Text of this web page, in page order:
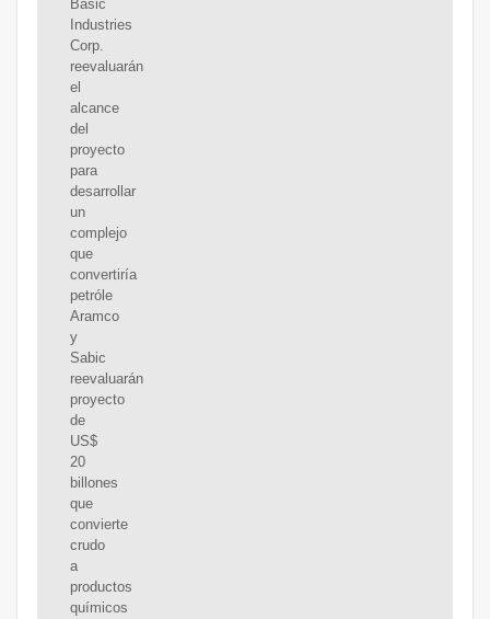
Basic
Industries
Corp.
reevaluarán
el
alcance
del
proyecto
para
desarrollar
un
complejo
que
convertiría
petróle
Aramco
y
Sabic
reevaluarán
proyecto
de
US$
20
billones
que
convierte
crudo
a
productos
químicos